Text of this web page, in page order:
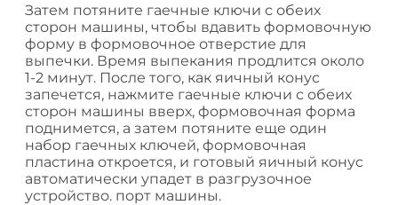
Затем потяните гаечные ключи с обеих
сторон машины, чтобы вдавить формовочную
форму в формовочное отверстие для
выпечки. Время выпекания продлится около
1-2 минут. После того, как яичный конус
запечется, нажмите гаечные ключи с обеих
сторон машины вверх, формовочная форма
поднимется, а затем потяните еще один
набор гаечных ключей, формовочная
пластина откроется, и готовый яичный конус
автоматически упадет в разгрузочное
устройство. порт машины.